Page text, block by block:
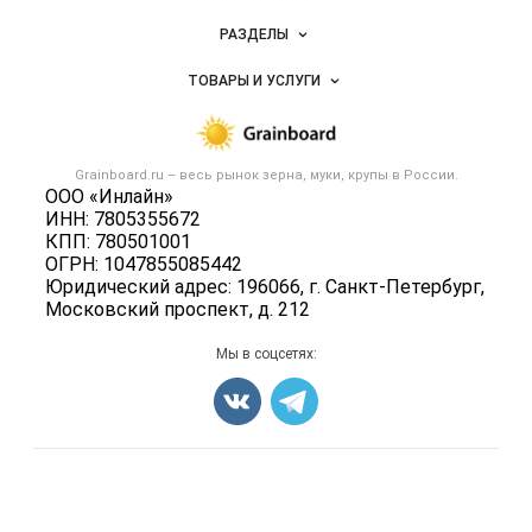
Grainboard.ru – весь рынок зерна, муки, крупы в России.
ООО «Инлайн»
ИНН: 7805355672
КПП: 780501001
ОГРН: 1047855085442
Юридический адрес: 196066, г. Санкт-Петербург,
Московский проспект, д. 212
Новости Grainboard.ru
Размещение рекламы
Публичная оферта
Контактная информация
Политика обработки персональных данных
РАЗДЕЛЫ
Объявления
Новости рынка
ТОВАРЫ И УСЛУГИ
Мука
Оборудование
Прочее
Карта объявлений
Мы в соцсетях: